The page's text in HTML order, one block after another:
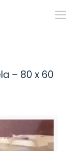
– 80 x 60